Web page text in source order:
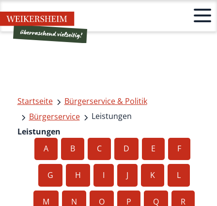
Startseite
Bürgerservice & Politik
Bürgerservice
Leistungen
Leistungen
A
B C D E F
G H I J K L
M N O P Q R